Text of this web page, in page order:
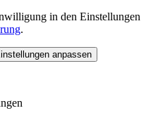
in den Einstellungen
.
anpassen